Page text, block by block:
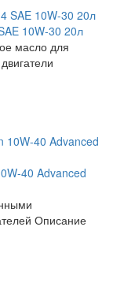
10W-30 20л
масло для
40 Advanced
Описание